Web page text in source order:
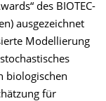
des BIOTEC-
ausgezeichnet
Modellierung
biologischen
für